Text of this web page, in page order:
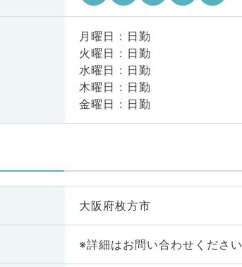
月曜日 : 日勤
火曜日 : 日勤
水曜日 : 日勤
木曜日 : 日勤
金曜日 : 日勤
大阪府枚方市
※詳細はお問い合わせください